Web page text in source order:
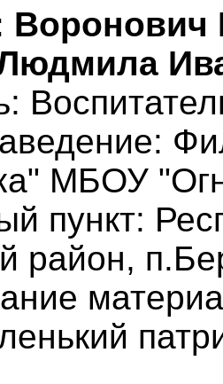
Людмила
МБОУ
пункт:
район,